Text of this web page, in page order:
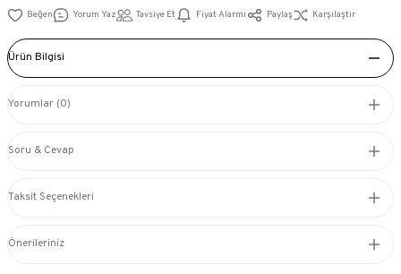
Yorum Yaz Tavsiye Et Fiyat Alarmı Paylaş Karşılaştır
Ürün Bilgisi
Yorumlar (0)
Soru & Cevap
Taksit Seçenekleri
Önerileriniz